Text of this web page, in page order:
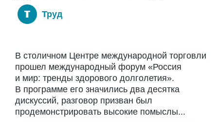
Труд
В столичном Центре международной торговли
прошел международный форум «Россия
и мир: тренды здорового долголетия».
В программе его значились два десятка
дискуссий, разговор призван был
продемонстрировать высокие помыслы...